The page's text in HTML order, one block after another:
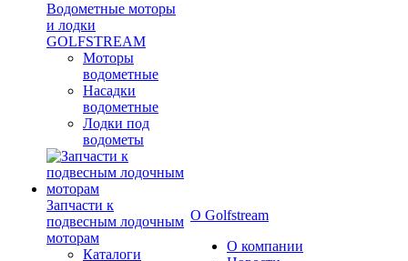
Водометные моторы
и лодки
GOLFSTREAM
Моторы
водометные
Насадки
водометные
Лодки под
водометы
Запчасти к
подвесным лодочным
моторам
Каталоги
О Golfstream
О компании